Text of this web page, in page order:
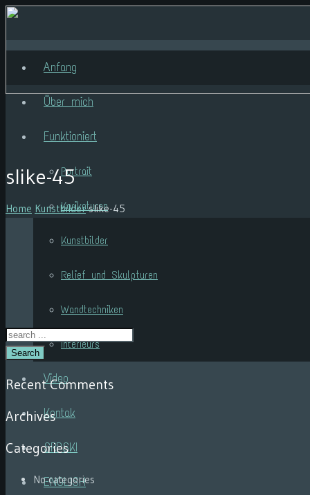
Anfang
Über mich
Funktioniert
Portrait
Karikaturen
Kunstbilder
Relief und Skulpturen
Wandtechniken
Interieurs
Video
Kontak
SRPSKI
ENGLISH
slike-45
Home Kunstbilder slike-45
Search
Recent Comments
Archives
Categories
No categories